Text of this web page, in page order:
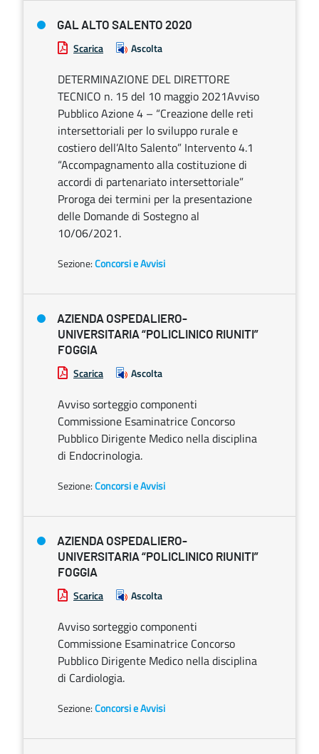
GAL ALTO SALENTO 2020
Scarica Ascolta
DETERMINAZIONE DEL DIRETTORE
TECNICO n. 15 del 10 maggio 2021Avviso
Pubblico Azione 4 – “Creazione delle reti
intersettoriali per lo sviluppo rurale e
costiero dell’Alto Salento” Intervento 4.1
“Accompagnamento alla costituzione di
accordi di partenariato intersettoriale”
Proroga dei termini per la presentazione
delle Domande di Sostegno al
10/06/2021.
Sezione:Concorsi e Avvisi
AZIENDA OSPEDALIERO-
UNIVERSITARIA “POLICLINICO RIUNITI”
FOGGIA
Scarica Ascolta
Avviso sorteggio componenti
Commissione Esaminatrice Concorso
Pubblico Dirigente Medico nella disciplina
di Endocrinologia.
Sezione:Concorsi e Avvisi
AZIENDA OSPEDALIERO-
UNIVERSITARIA “POLICLINICO RIUNITI”
FOGGIA
Scarica Ascolta
Avviso sorteggio componenti
Commissione Esaminatrice Concorso
Pubblico Dirigente Medico nella disciplina
di Cardiologia.
Sezione:Concorsi e Avvisi